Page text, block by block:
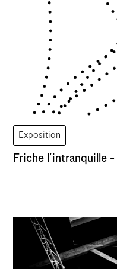
Exposition
Friche l’intranquille